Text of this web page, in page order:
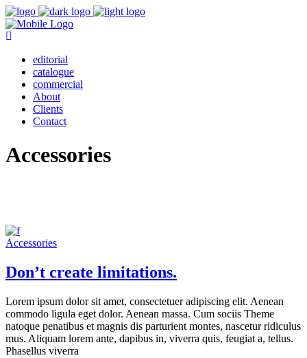
editorial
catalogue
commercial
About
Clients
Contact
Accessories
Accessories
Don’t create limitations.
Lorem ipsum dolor sit amet, consectetuer adipiscing elit. Aenean
commodo ligula eget dolor. Aenean massa. Cum sociis Theme
natoque penatibus et magnis dis parturient montes, nascetur ridiculus
mus. Aliquam lorem ante, dapibus in, viverra quis, feugiat a, tellus.
Phasellus viverra